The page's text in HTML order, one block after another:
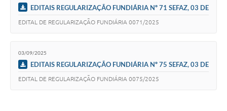
EDITAIS REGULARIZAÇÃO FUNDIÁRIA Nº 71 SEFAZ, 03 DE
EDITAL DE REGULARIZAÇÃO FUNDIÁRIA 0071/2025
03/09/2025
EDITAIS REGULARIZAÇÃO FUNDIÁRIA Nº 75 SEFAZ, 03 DE
EDITAL DE REGULARIZAÇÃO FUNDIÁRIA 0075/2025